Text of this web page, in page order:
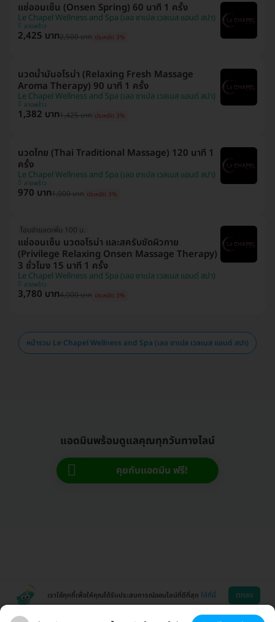
แช่ออนเซ็น (Onsen Spring) 60 นาที 1 ครั้ง
Le Chapel Wellness and Spa (เลอ ชาเปล เวลเนส แอนด์ สปา)
ลาดพร้าว
2,425 บาท2,500 บาท ประหยัด 3%
นวดน้ำมันอโรม่า (Relaxing Fresh Massage
Aroma Therapy) 90 นาที 1 ครั้ง
Le Chapel Wellness and Spa (เลอ ชาเปล เวลเนส แอนด์ สปา)
ลาดพร้าว
1,382 บาท1,425 บาท ประหยัด 3%
นวดไทย (Thai Traditional Massage) 120 นาที 1
ครั้ง
Le Chapel Wellness and Spa (เลอ ชาเปล เวลเนส แอนด์ สปา)
ลาดพร้าว
970 บาท1,000 บาท ประหยัด 3%
โอนจ่ายลดเพิ่ม 100 บ.
แช่ออนเซ็น นวดอโรม่า และสครับขัดผิวกาย
(Privilege Relaxing Onsen Massage Therapy)
3 ชั่วโมง 15 นาที 1 ครั้ง
Le Chapel Wellness and Spa (เลอ ชาเปล เวลเนส แอนด์ สปา)
ลาดพร้าว
3,780 บาท4,000 บาท ประหยัด 3%
หน้ารวม Le Chapel Wellness and Spa (เลอ ชาเปล เวลเนส แอนด์ สปา)
แอดมินพร้อมดูแลคุณทุกวันทางไลน์
คุยกับแอดมิน ฟรี!
เราใช้คุกกี้เพื่อให้คุณได้รับประสบการณ์ออนไลน์ที่ดีที่สุด ได้ที่นี่ ตกลง